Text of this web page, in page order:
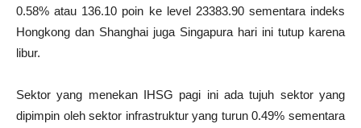
0.58% atau 136.10 poin ke level 23383.90 sementara indeks
Hongkong dan Shanghai juga Singapura hari ini tutup karena
libur.
Sektor yang menekan IHSG pagi ini ada tujuh sektor yang
dipimpin oleh sektor infrastruktur yang turun 0.49% sementara